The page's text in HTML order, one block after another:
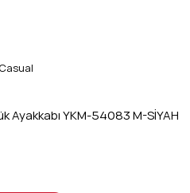
Casual
Ayakkabı YKM-54083 M-SİYAH